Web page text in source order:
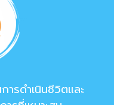
รดำเนินชีวิตและ